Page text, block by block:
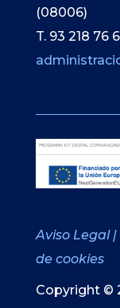
(08006)
T. 93 218 76
Aviso Legal |
de cookies
Copyright ©